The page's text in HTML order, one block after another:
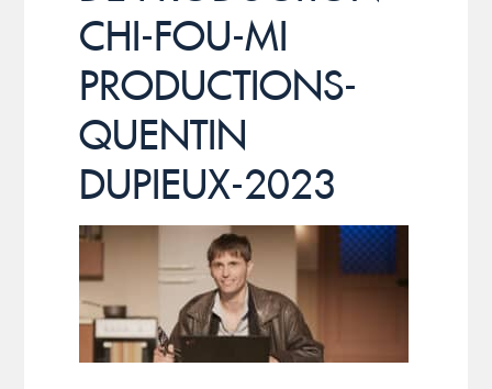
CHI-FOU-MI
PRODUCTIONS-
QUENTIN
DUPIEUX-2023